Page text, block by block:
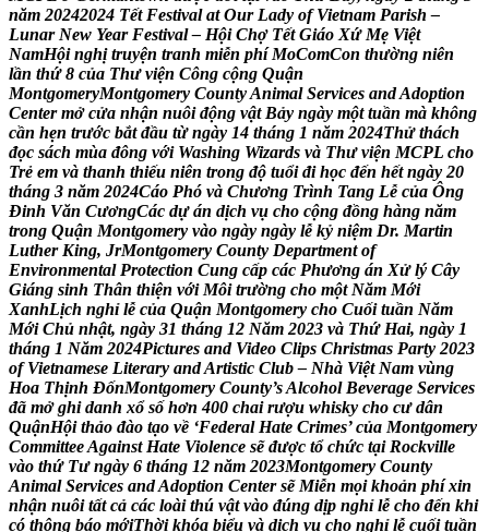
năm 20242024 Tết Festival at Our Lady of Vietnam Parish –
Lunar New Year Festival – Hội Chợ Tết Giáo Xứ Mẹ Việt
NamHội nghị truyện tranh miễn phí MoComCon thường niên
lần thứ 8 của Thư viện Công cộng Quận
MontgomeryMontgomery CountyAnimal Services andAdoption
Center mở cửa nhận nuôi động vật Bảy ngày một tuần mà không
cần hẹn trước bắt đầu từ ngày 14 tháng 1 năm 2024Thử thách
đọc sách mùa đông với Washing Wizards và Thư viện MCPL cho
Trẻ em và thanh thiếu niên trong độ tuổi đi học đến hết ngày 20
tháng 3 năm 2024Cáo Phó và Chương Trình Tang Lễ của Ông
Đinh Văn CươngCác dự án dịch vụ cho cộng đồng hàng năm
trong Quận Montgomery vào ngày ngày lễ kỷ niệm Dr. Martin
Luther King, JrMontgomery County Department of
Environmental Protection Cung cấp các Phương án Xử lý Cây
Giáng sinh Thân thiện với Môi trường cho một Năm Mới
XanhLịch nghỉ lễ của Quận Montgomery cho Cuối tuần Năm
Mới Chủ nhật, ngày 31 tháng 12 Năm 2023 và Thứ Hai, ngày 1
tháng 1 Năm 2024Pictures and Video Clips Christmas Party 2023
of Vietnamese Literary andArtistic Club – Nhà Việt Nam vùng
Hoa Thịnh ĐốnMontgomery County’sAlcohol Beverage Services
đã mở ghi danh xổ số hơn 400 chai rượu whisky cho cư dân
QuậnHội thảo đào tạo về ‘Federal Hate Crimes’ của Montgomery
CommitteeAgainst Hate Violence sẽ được tổ chức tại Rockville
vào thứ Tư ngày 6 tháng 12 năm 2023Montgomery County
Animal Services andAdoption Center sẽ Miễn mọi khoản phí xin
nhận nuôi tất cả các loài thú vật vào đúng dịp nghỉ lễ cho đến khi
có thông báo mớiThời khóa biểu và dịch vụ cho nghỉ lễ cuối tuần